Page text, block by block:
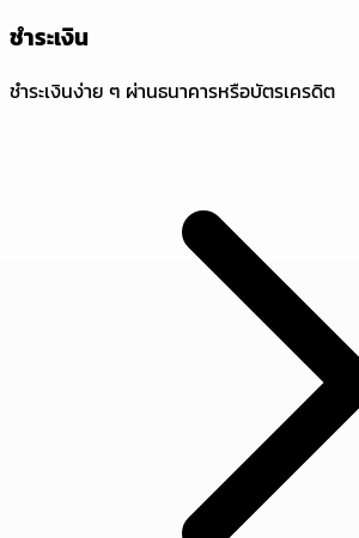
ชำระเงิน
ชำระเงินง่าย ๆ ผ่านธนาคารหรือบัตรเครดิต